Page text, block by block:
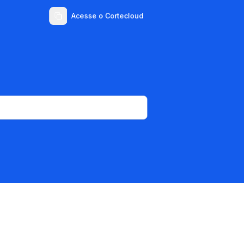
Acesse o Cortecloud